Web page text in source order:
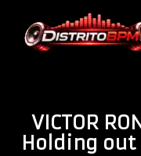
Saltar
VICTOR
Holding out